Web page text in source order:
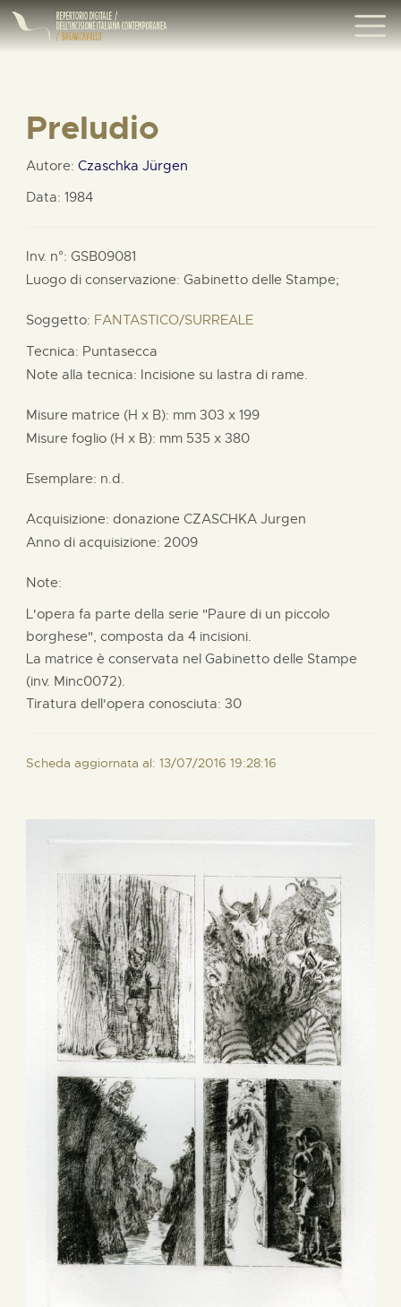
Preludio
Autore: Czaschka Jürgen
Data: 1984
Inv. n°: GSB09081
Luogo di conservazione: Gabinetto delle Stampe;
Soggetto: FANTASTICO/SURREALE
Tecnica: Puntasecca
Note alla tecnica: Incisione su lastra di rame.
Misure matrice (H x B): mm 303 x 199
Misure foglio (H x B): mm 535 x 380
Esemplare: n.d.
Acquisizione: donazione CZASCHKA Jurgen
Anno di acquisizione: 2009
Note:
L'opera fa parte della serie "Paure di un piccolo
borghese", composta da 4 incisioni.
La matrice è conservata nel Gabinetto delle Stampe
(inv. Minc0072).
Tiratura dell'opera conosciuta: 30
Scheda aggiornata al: 13/07/2016 19:28:16